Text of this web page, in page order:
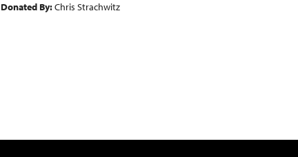
Donated By:Chris Strachwitz